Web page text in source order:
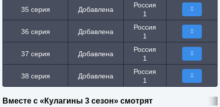
35 серия Добавлена
Россия
1
36 серия Добавлена
Россия
1
37 серия Добавлена
Россия
1
38 серия Добавлена
Россия
1
Вместе с «Кулагины 3 сезон» смотрят